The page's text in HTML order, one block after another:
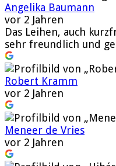
Angelika Baumann
vor 2 Jahren
Das Leihen, auch
sehr freundlich und
Robert Kramm
vor 2 Jahren
Meneer de Vries
vor 2 Jahren